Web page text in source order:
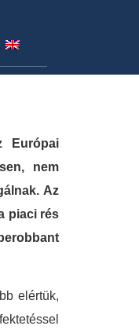
Európai
nem
Az
piaci rés
elértük,